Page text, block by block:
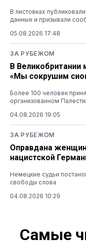
В листовках
данные и призывали
05.08.2026 17:48
ЗА РУБЕЖОМ
В
«Мы сокрушим
Более 100 человек
организованном
04.08.2026 19:05
ЗА РУБЕЖОМ
Оправдана
нацистской
Немецкие судьи
свободы слова
04.08.2026 10:29
Самые